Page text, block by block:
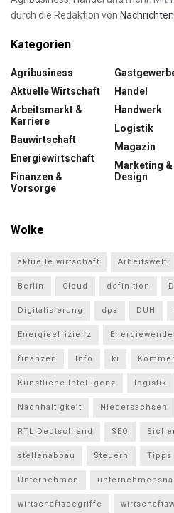
durch die Redaktion von
Kategorien
Agribusiness
Aktuelle Wirtschaft
Arbeitsmarkt &
Karriere
Bauwirtschaft
Energiewirtschaft
Finanzen &
Vorsorge
Handel
Handwerk
Logistik
Magazin
Marketing &
Design
Wolke
aktuelle wirtschaft Arbeitswelt
Berlin Cloud definition
Digitalisierung dpa DUH
Energieeffizienz Energiewende
finanzen Info ki
Künstliche Intelligenz logistik
Nachhaltigkeit Niedersachsen
RTL Deutschland SEO
stellenabbau Steuern Tipps
Unternehmen
wirtschaftsbegriffe